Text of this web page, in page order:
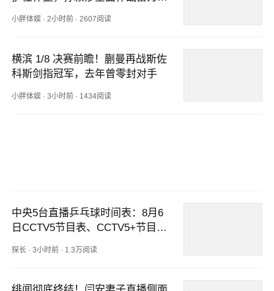
运
小胖体娱 ·2小时前 ·2607阅读
横滨 1/8 决赛前瞻！蒯曼再战斯佐
科斯剑指冠军，去年曾零封对手
小胖体娱 ·3小时前 · 1434阅读
中央5台直播乒乓球时间表：8月6
日CCTV5节目表、CCTV5+节目
探长 ·3小时前 · 1.3万阅读